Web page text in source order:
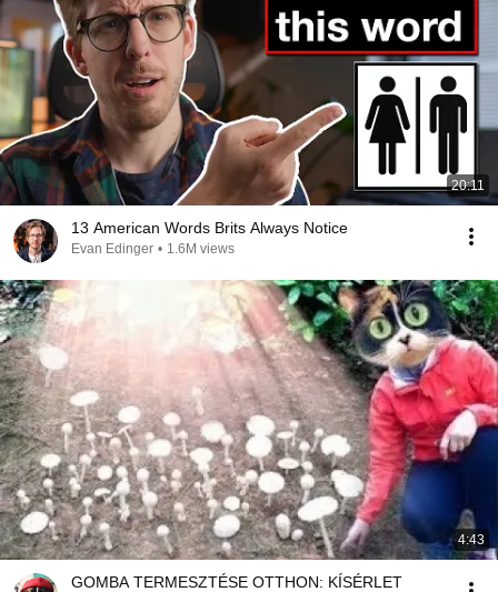
20:11
13 American Words Brits Always Notice
Evan Edinger • 1.6M views
4:43
GOMBA TERMESZTÉSE OTTHON: KÍSÉRLET